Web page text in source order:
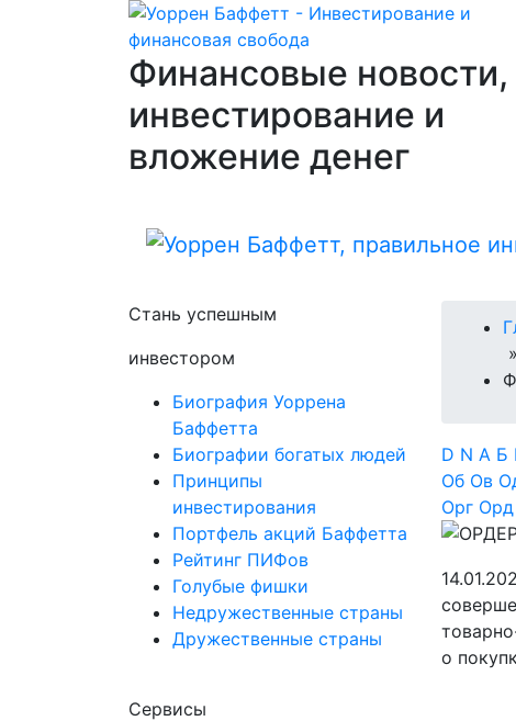
Финансовые новости,
инвестирование и
вложение денег
Стань успешным
инвестором
Биография Уоррена
Баффетта
Биографии богатых людей
Принципы
инвестирования
Портфель акций Баффетта
Рейтинг ПИФов
Голубые фишки
Недружественные страны
Дружественные страны
Сервисы
»
D N А Б
Об Ов
Орг Орд
о